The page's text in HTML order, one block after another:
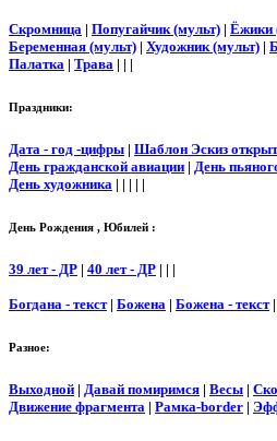
Скромница | Попугайчик (мульт) | Ёжики
Беременная (мульт) | Художник (мульт) |
Палатка | Трава | | |
Праздники:
Дата - год -цифры | Шаблон Эскиз
День гражданской авиации | День
День художника | | | | |
День Рождения , Юбилей :
39 лет - ДР | 40 лет - ДР | | |
Богдана - текст| Божена | Божена - текст|
Разное:
Выходной | Давай помиримся | Весы |
Движение фрагмента | Рамка-border |